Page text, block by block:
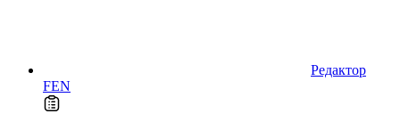
Редактор
FEN